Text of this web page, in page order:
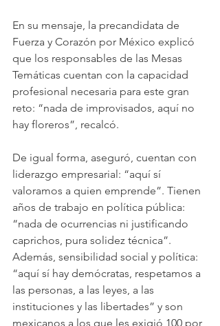
En su mensaje, la precandidata de
Fuerza y Corazón por México explicó
que los responsables de las Mesas
Temáticas cuentan con la capacidad
profesional necesaria para este gran
reto: “nada de improvisados, aquí no
hay floreros”, recalcó.
De igual forma, aseguró, cuentan con
liderazgo empresarial: “aquí sí
valoramos a quien emprende”. Tienen
años de trabajo en política pública:
“nada de ocurrencias ni justificando
caprichos, pura solidez técnica”.
Además, sensibilidad social y política:
“aquí sí hay demócratas, respetamos a
las personas, a las leyes, a las
instituciones y las libertades” y son
mexicanos a los que les exigió 100 por